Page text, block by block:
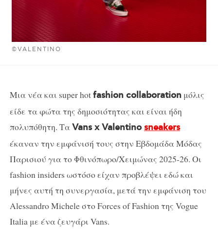
©VALENTINO
Μια νέα και super hotfashion collaboration μόλις
είδε τα φώτα της δημοσιότητας και είναι ήδη
πολυπόθητη. ΤαVans x Valentinosneakers
έκαναν την εμφάνισή τους στην Εβδομάδα Μόδας
Παρισιού για το Φθινόπωρο/Χειμώνας 2025-26. Οι
fashion insiders ωστόσο είχαν προβλέψει εδώ και
μήνες αυτή τη συνεργασία, μετά την εμφάνιση του
Alessandro Michele στο Forces of Fashion της Vogue
Italia με ένα ζευγάρι Vans.